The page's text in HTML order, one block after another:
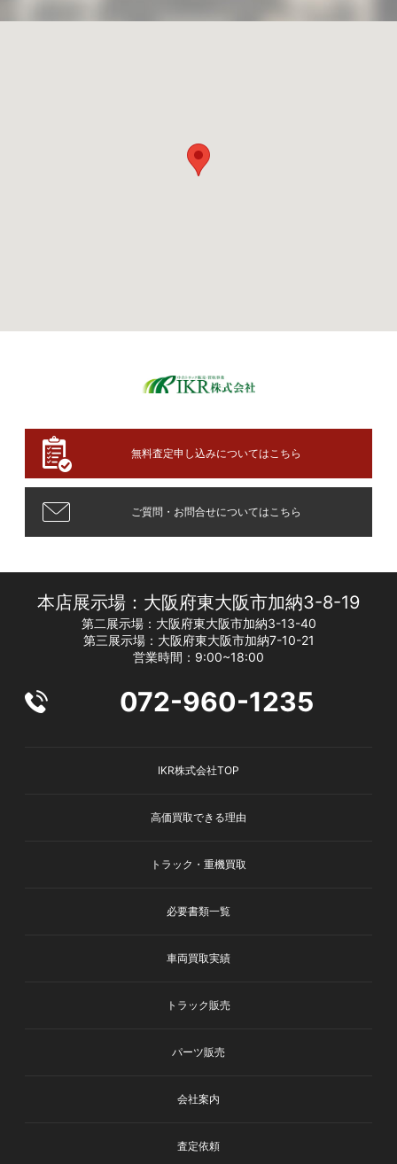
無料査定申し込みについてはこちら
ご質問・お問合せについてはこちら
本店展示場：大阪府東大阪市加納3-8-19
第二展示場：大阪府東大阪市加納3-13-40
第三展示場：大阪府東大阪市加納7-10-21
営業時間：9:00~18:00
072-960-1235
IKR株式会社TOP
高価買取できる理由
トラック・重機買取
必要書類一覧
車両買取実績
トラック販売
パーツ販売
会社案内
査定依頼